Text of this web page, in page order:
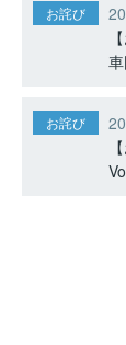
お詫び
お詫び